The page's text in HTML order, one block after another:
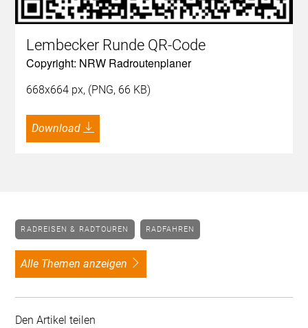
Lembecker Runde QR-Code
Copyright: NRW Radroutenplaner
668x664 px, (PNG, 66 KB)
Download
RADREISEN & RADTOUREN RADFAHREN
alle Themen anzeigen
Den Artikel teilen